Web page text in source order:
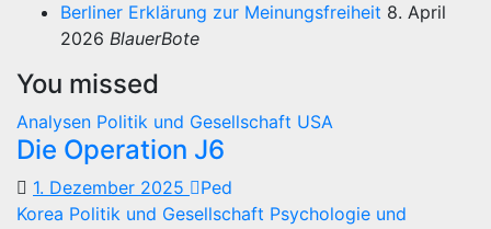
Berliner Erklärung zur Meinungsfreiheit 8. April
2026 BlauerBote
You missed
Analysen Politik und Gesellschaft USA
Die Operation J6
1. Dezember 2025
Ped
Korea Politik und Gesellschaft Psychologie und